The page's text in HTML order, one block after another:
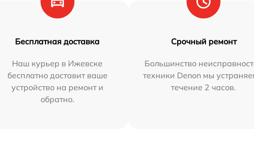
Бесплатная доставка
Наш курьер в Ижевске
бесплатно доставит ваше
устройство на ремонт и
обратно.
Срочный ремонт
Большинство
техники Denon мы
течение 2 часов.